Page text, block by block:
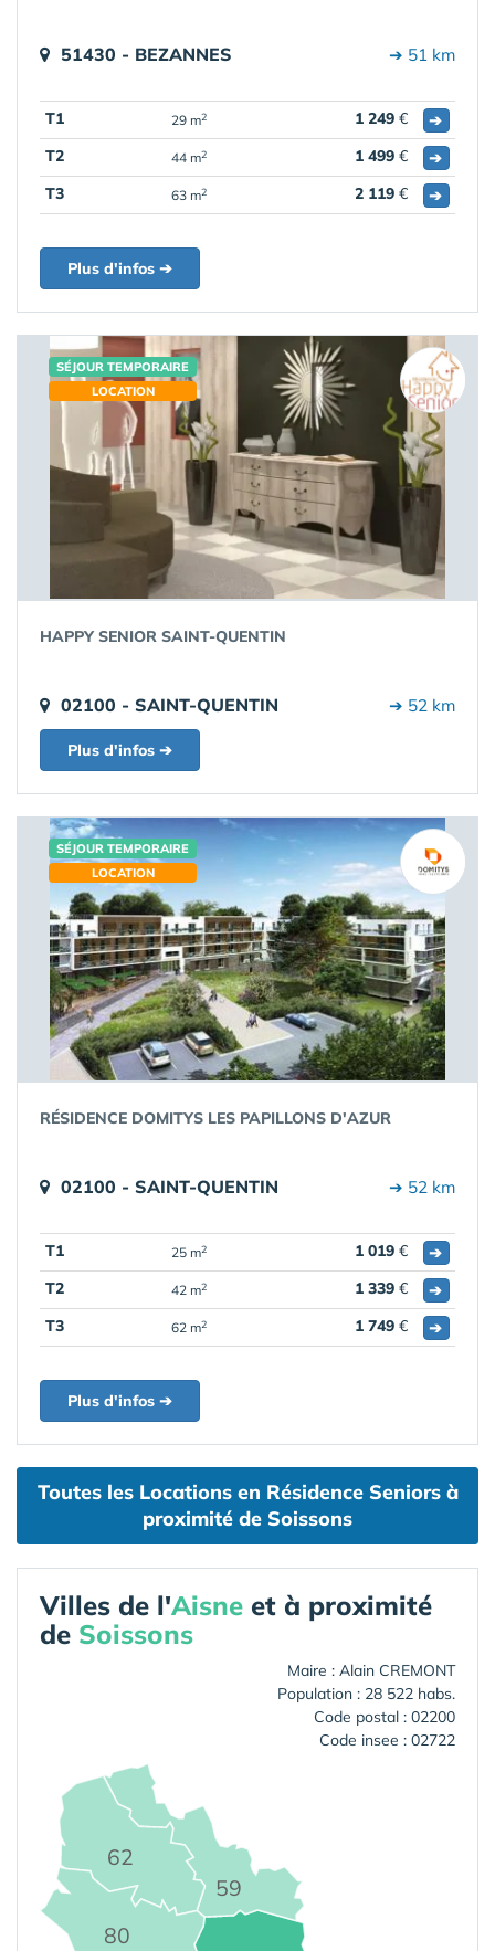
51430 - BEZANNES ➔ 51 km
T1 29 m2 1 249 €
➔
T2
44 m2 1 499 €
➔
T3
63 m2 2 119 € ➔
Plus d'infos ➔
SÉJOUR TEMPORAIRE
LOCATION
HAPPY SENIOR SAINT-QUENTIN
02100 - SAINT-QUENTIN ➔ 52 km
Plus d'infos ➔
SÉJOUR TEMPORAIRE
LOCATION
RÉSIDENCE DOMITYS LES PAPILLONS D'AZUR
02100 - SAINT-QUENTIN ➔ 52 km
T1 25 m2 1 019 €
➔
T2
42 m2 1 339 €
➔
T3
62 m2 1 749 € ➔
Plus d'infos ➔
Toutes les Locations en Résidence Seniors à
proximité de Soissons
Villes de l'Aisne et à proximité
de Soissons
Maire : Alain CREMONT
Population : 28 522 habs.
Code postal : 02200
Code insee : 02722
59
62
80